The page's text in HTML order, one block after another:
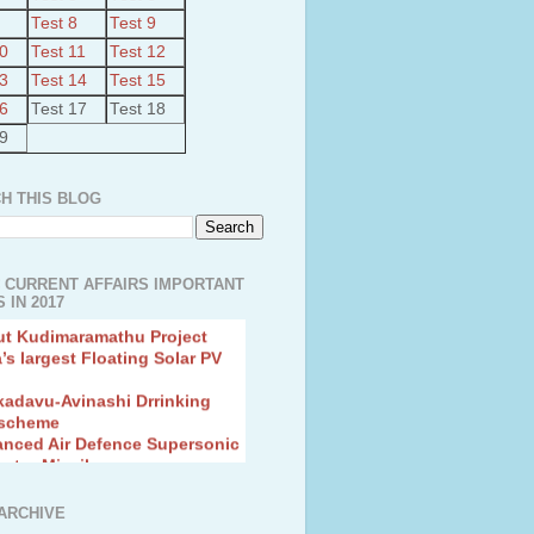
Test 8
Test 9
Test 11
Test 12
Test 14
Test 15
Test 17
Test 18
THIS BLOG
CURRENT AFFAIRS IMPORTANT
IN 2017
Kudimaramathu Project
largest Floating Solar PV
Avinashi Drrinking
Air Defence Supersonic
Missile
Fingerling to achieve Blue
Found in Andhra